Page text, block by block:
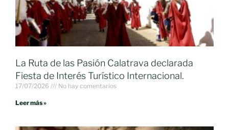
La Ruta de las Pasión Calatrava declarada
Fiesta de Interés Turístico Internacional.
17/07/2026 No hay comentarios
Leer más »